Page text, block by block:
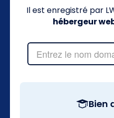
Il est enregistré par
hébergeur
Bien